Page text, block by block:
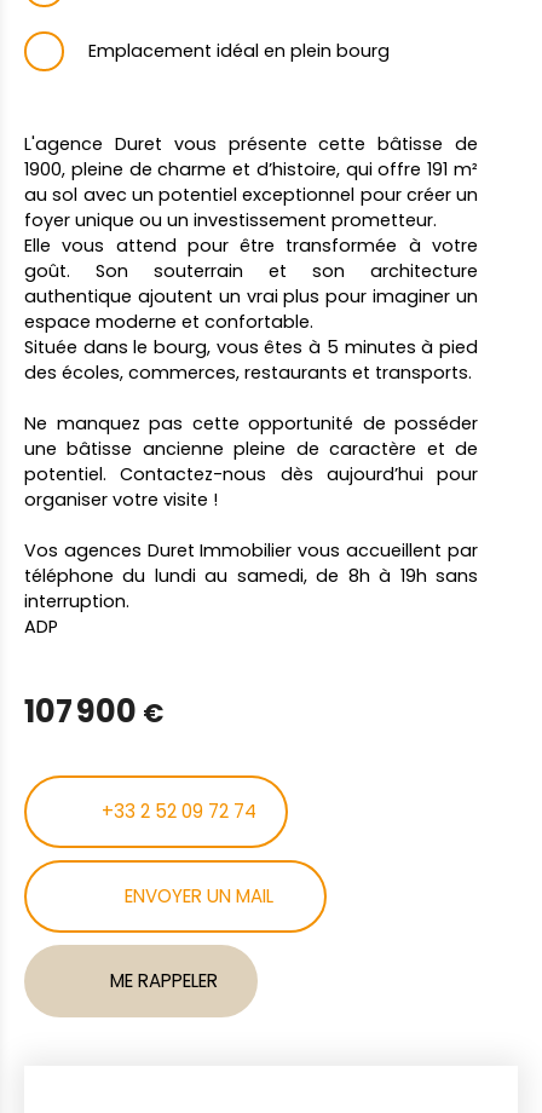
Emplacement idéal en plein bourg
L'agence Duret vous présente cette bâtisse de
1900, pleine de charme et d’histoire, qui offre 191 m²
au sol avec un potentiel exceptionnel pour créer un
foyer unique ou un investissement prometteur.
Elle vous attend pour être transformée à votre
goût. Son souterrain et son architecture
authentique ajoutent un vrai plus pour imaginer un
espace moderne et confortable.
Située dans le bourg, vous êtes à 5 minutes à pied
des écoles, commerces, restaurants et transports.
Ne manquez pas cette opportunité de posséder
une bâtisse ancienne pleine de caractère et de
potentiel. Contactez-nous dès aujourd’hui pour
organiser votre visite !
Vos agences Duret Immobilier vous accueillent par
téléphone du lundi au samedi, de 8h à 19h sans
interruption.
ADP
107 900 €
+33 2 52 09 72 74
ENVOYER UN MAIL
ME RAPPELER